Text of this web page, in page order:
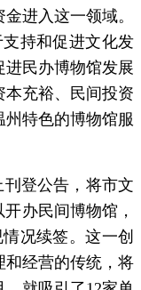
进入这一领域。
持和促进文化发
进民办博物馆发展
本充裕、民间投资
特色的博物馆服
登公告，将市文
办民间博物馆，
况续签。这一创
和经营的传统，将